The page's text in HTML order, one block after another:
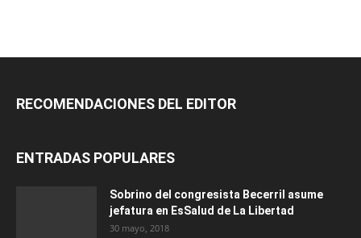
RECOMENDACIONES DEL EDITOR
ENTRADAS POPULARES
Sobrino del congresista Becerril asume
jefatura en EsSalud de La Libertad
30 mayo, 2018